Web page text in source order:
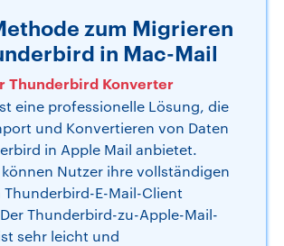
zum Migrieren
in Mac-Mail
Thunderbird Konverter
eine professionelle Lösung, die
und Konvertieren von Daten
in Apple Mail anbietet.
Nutzer ihre vollständigen
Thunderbird-E-Mail-Client
Thunderbird-zu-Apple-Mail-
sehr leicht und